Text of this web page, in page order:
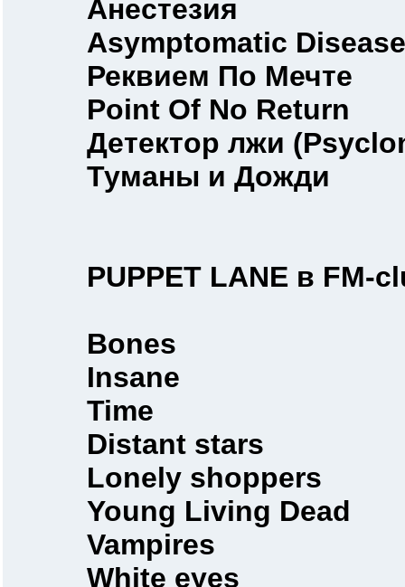
Анестезия
Asymptomatic Disease
Реквием По Мечте
Point Of No Return
Детектор лжи (Psyclon
Туманы и Дожди
PUPPET LANE в FM-
Bones
Insane
Time
Distant stars
Lonely shoppers
Young Living Dead
Vampires
White eyes